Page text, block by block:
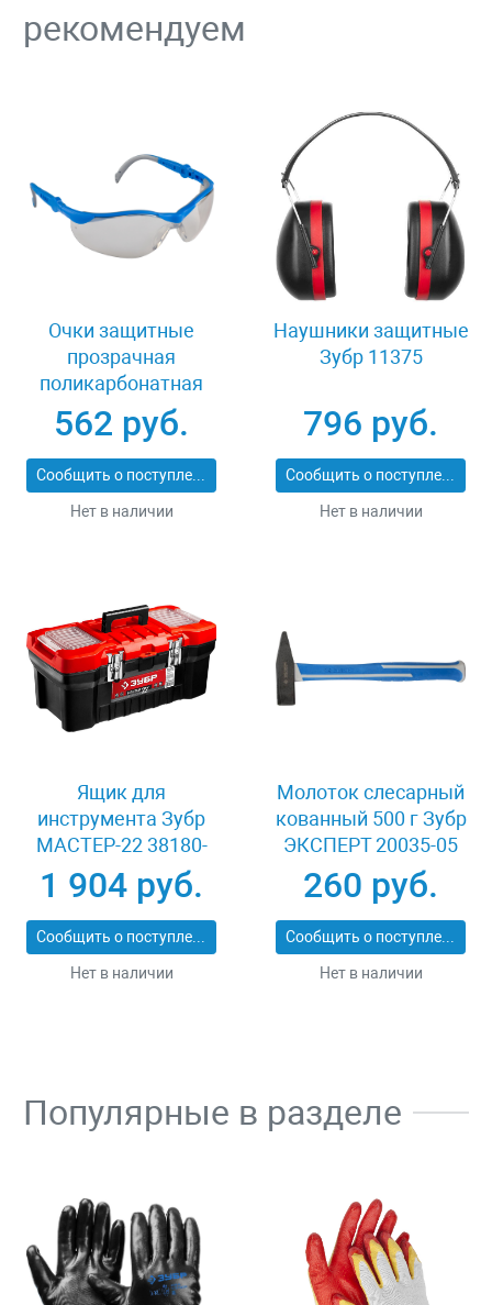
рекомендуем
Очки защитные
прозрачная
поликарбонатная
монолинза ЗУБР
ЭКСПЕРТ 110310
562 руб.
Сообщить о поступлении
Нет в наличии
Наушники защитные
Зубр 11375
796 руб.
Сообщить о поступлении
Нет в наличии
Ящик для
инструмента Зубр
МАСТЕР-22 38180-
22_z02
1 904 руб.
Сообщить о поступлении
Нет в наличии
Молоток слесарный
кованный 500 г Зубр
ЭКСПЕРТ 20035-05
260 руб.
Сообщить о поступлении
Нет в наличии
Популярные в разделе